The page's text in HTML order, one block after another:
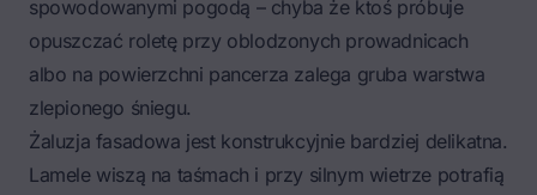
spowodowanymi pogodą – chyba że ktoś próbuje
opuszczać roletę przy oblodzonych prowadnicach
albo na powierzchni pancerza zalega gruba warstwa
zlepionego śniegu.
Żaluzja fasadowa jest konstrukcyjnie bardziej delikatna.
Lamele wiszą na taśmach i przy silnym wietrze potrafią